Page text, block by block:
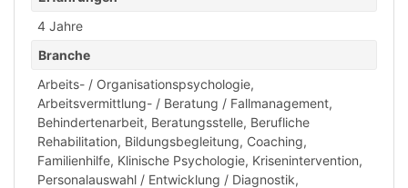
4 Jahre
Branche
Arbeits- / Organisationspsychologie,
Arbeitsvermittlung- / Beratung / Fallmanagement,
Behindertenarbeit, Beratungsstelle, Berufliche
Rehabilitation, Bildungsbegleitung, Coaching,
Familienhilfe, Klinische Psychologie, Krisenintervention,
Personalauswahl / Entwicklung / Diagnostik,